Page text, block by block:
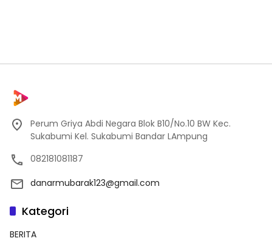
Perum Griya Abdi Negara Blok B10/No.10 BW Kec.
Sukabumi Kel. Sukabumi Bandar LAmpung
082181081187
danarmubarak123@gmail.com
Kategori
BERITA